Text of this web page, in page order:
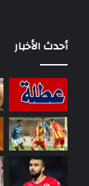
أحدث الأخبار